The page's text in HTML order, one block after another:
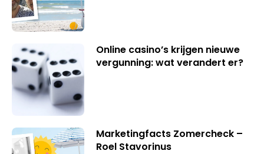
Online casino’s krijgen nieuwe
vergunning: wat verandert er?
Marketingfacts Zomercheck –
Roel Stavorinus